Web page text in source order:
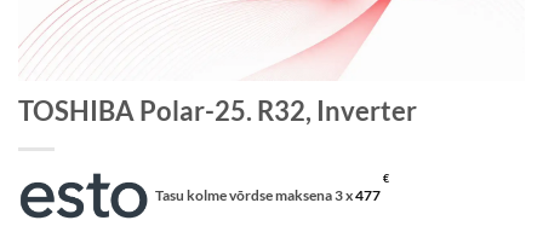
TOSHIBA Polar-25. R32, Inverter
Tasu kolme võrdse maksena 3 x477
€